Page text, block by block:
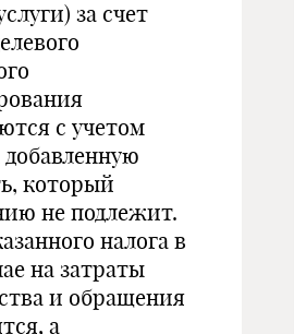
за счет
с учетом
добавленную
который
не подлежит.
налога в
на затраты
и обращения
а